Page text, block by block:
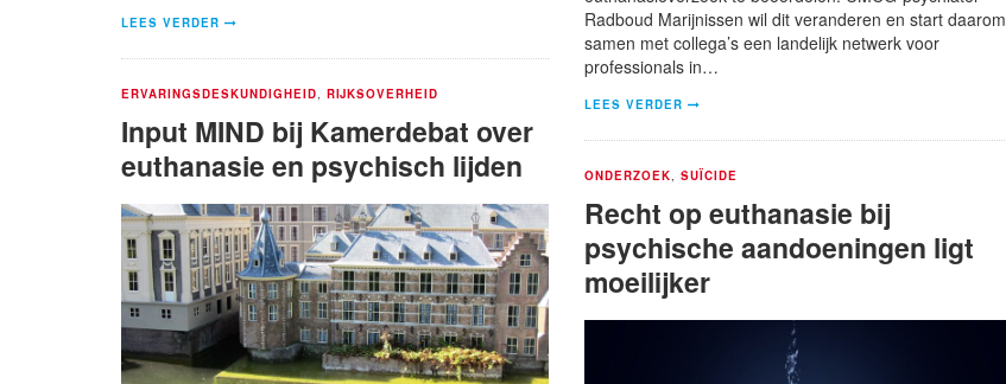
LEES VERDER
Radboud Marijnissen wil dit veranderen en start daarom
samen met collega’s een landelijk netwerk voor
professionals in…
LEES VERDER
ERVARINGSDESKUNDIGHEID RIJKSOVERHEID
Input MIND bij Kamerdebat over
euthanasie en psychisch lijden
ONDERZOEK SUÏCIDE
Recht op euthanasie bij
psychische aandoeningen ligt
moeilijker